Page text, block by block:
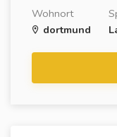
Wohnort
dortmund